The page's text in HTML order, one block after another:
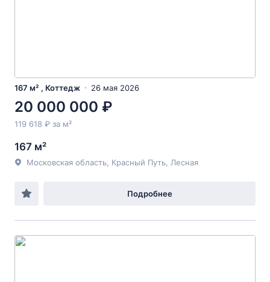
167 м² , Коттедж 26 мая 2026
20 000 000 ₽
119 618 ₽ за м²
167 м²
Московская область, Красный Путь, Лесная
Подробнее